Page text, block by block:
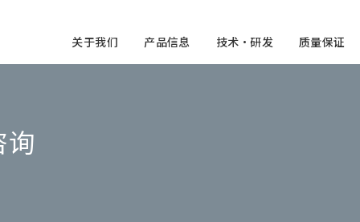
关于我们 产品信息 技术・研发 质量保证
询